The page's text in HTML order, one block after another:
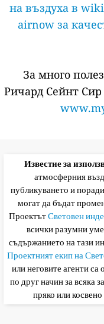
на въздуха в
airnow за
За много
Ричард Сейнт Сир
Известие за
атмосферния
публикуването и
могат да бъдат
ПроектътСветовен
всички разумни
съдържанието на тази
Проектният екип на
или неговите агенти
по друг начин за всяка
пряко или